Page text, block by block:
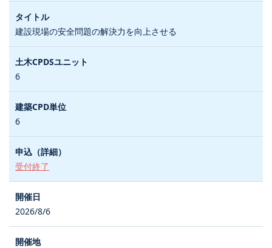
建設現場の安全問題の解決力を向上させる
6
6
受付終了
2026/8/6